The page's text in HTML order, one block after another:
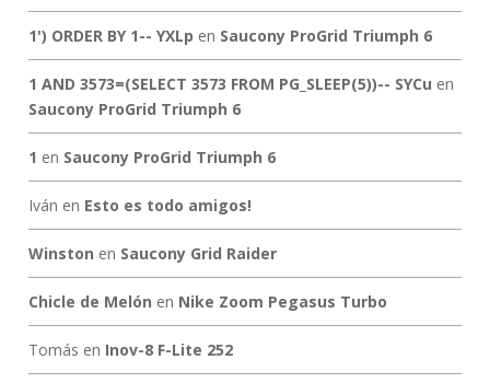
1') ORDER BY 1-- YXLp en Saucony ProGrid Triumph 6
1 AND 3573=(SELECT 3573 FROM PG_SLEEP(5))-- SYCu en
Saucony ProGrid Triumph 6
1 en Saucony ProGrid Triumph 6
Iván en Esto es todo amigos!
Winston en Saucony Grid Raider
Chicle de Melón en Nike Zoom Pegasus Turbo
Tomás en Inov-8 F-Lite 252